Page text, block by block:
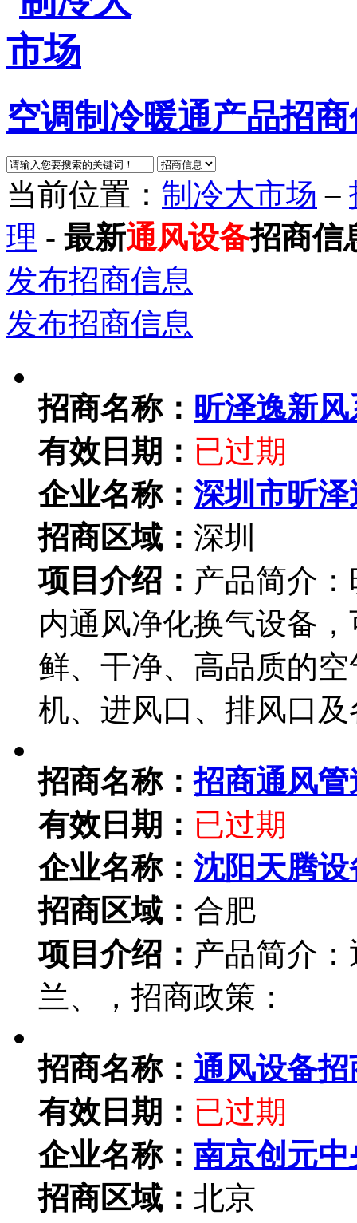
空调制冷暖通产品招
当前位置： 制冷大市场 –
理 - 最新通风设备招商信
发布招商信息
发布招商信息
招商名称： 昕泽逸新
有效日期： 已过期
企业名称： 深圳市昕
招商区域： 深圳
项目介绍： 产品简介
内通风净化换气设备
鲜、干净、高品质的
机、进风口、排风口
招商名称：招商通风管
有效日期： 已过期
企业名称： 沈阳天腾
招商区域： 合肥
项目介绍： 产品简介
兰、，招商政策：
招商名称： 通风设备招
有效日期： 已过期
企业名称： 南京创元
招商区域： 北京